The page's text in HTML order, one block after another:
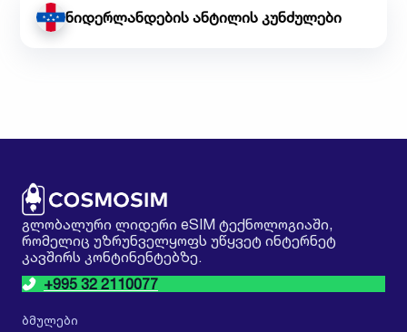
ნიდერლანდების ანტილის კუნძულები
გლობალური ლიდერი eSIM ტექნოლოგიაში,
რომელიც უზრუნველყოფს უწყვეტ ინტერნეტ
კავშირს კონტინენტებზე.
+995 32 2110077
ბმულები